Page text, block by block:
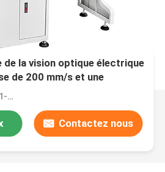
de la vision optique électrique
de 200 mm/s et une
Prix：$4,500.00/sets 1-4 sets
Contactez nous